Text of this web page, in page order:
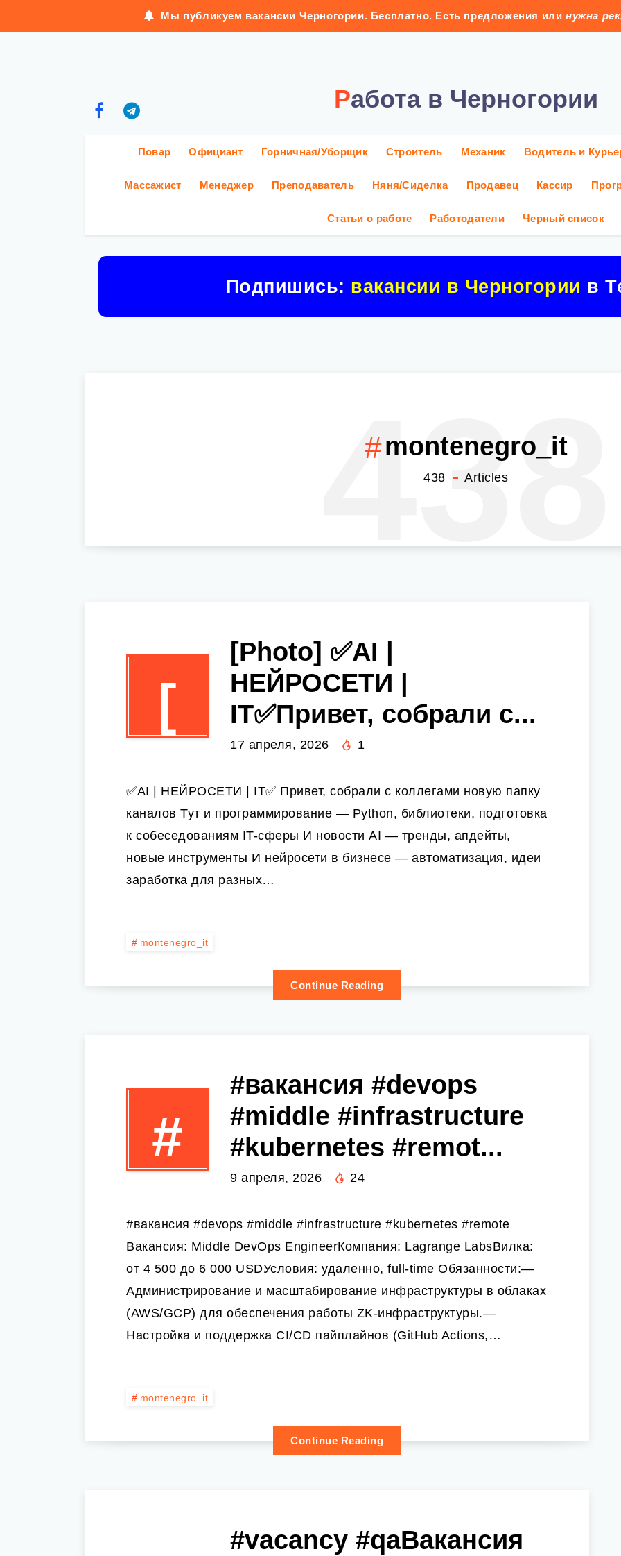
Мы публикуем вакансии Черногории. Бесплатно. Есть предложения или нужна
Работа в Черногории
Повар Официант Горничная/Уборщик Строитель Механик Водитель и
Массажист Менеджер Преподаватель Няня/Сиделка Продавец Кассир
Статьи о работе Работодатели Черный список
Подпишись: вакансии в Черногории в
montenegro_it
438 Articles
438
[
[Photo] ✅AI |
НЕЙРОСЕТИ |
IT✅Привет, собрали с...
17 апреля, 2026 1
✅AI | НЕЙРОСЕТИ | IT✅ Привет, собрали с коллегами новую папку
каналов Тут и программирование — Python, библиотеки, подготовка
к собеседованиям IT-сферы И новости AI — тренды, апдейты,
новые инструменты И нейросети в бизнесе — автоматизация, идеи
заработка для разных…
montenegro_it
Continue Reading
#
#вакансия #devops
#middle #infrastructure
#kubernetes #remot...
9 апреля, 2026 24
#вакансия #devops #middle #infrastructure #kubernetes #remote
Вакансия: Middle DevOps EngineerКомпания: Lagrange LabsВилка:
от 4 500 до 6 000 USDУсловия: удаленно, full-time Обязанности:—
Администрирование и масштабирование инфраструктуры в облаках
(AWS/GCP) для обеспечения работы ZK-инфраструктуры.—
Настройка и поддержка CI/CD пайплайнов (GitHub Actions,…
montenegro_it
Continue Reading
#vacancy #qaВакансия